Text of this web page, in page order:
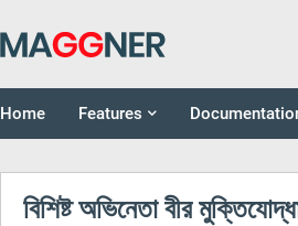
Home Features
বিশিষ্ট অভিনেতা বীর